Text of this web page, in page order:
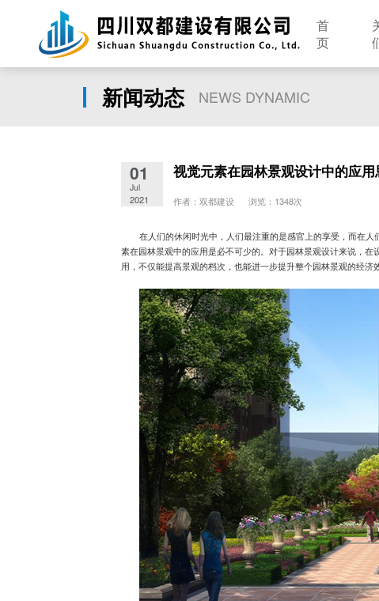
首
页
新闻动态 NEWS DYNAMIC
01
Jul
2021
视觉元素在园林景观设计中的应
作者：双都建设 浏览：1348次
在人们的休闲时光中，人们最注重的是感官上的享受，而在
素在园林景观中的应用是必不可少的。对于园林景观设计来说，
用，不仅能提高景观的档次，也能进一步提升整个园林景观的经济效